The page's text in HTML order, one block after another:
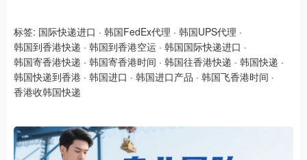
标签: 国际快递进口 · 韩国FedEx代理 · 韩国UPS代理 ·
韩国到香港快递 · 韩国到香港空运 · 韩国国际快递进口 ·
韩国寄香港快递 · 韩国寄香港时间 · 韩国往香港快递 · 韩国快递 ·
韩国快递到香港 · 韩国进口 · 韩国进口产品 · 韩国飞香港时间 ·
香港收韩国快递